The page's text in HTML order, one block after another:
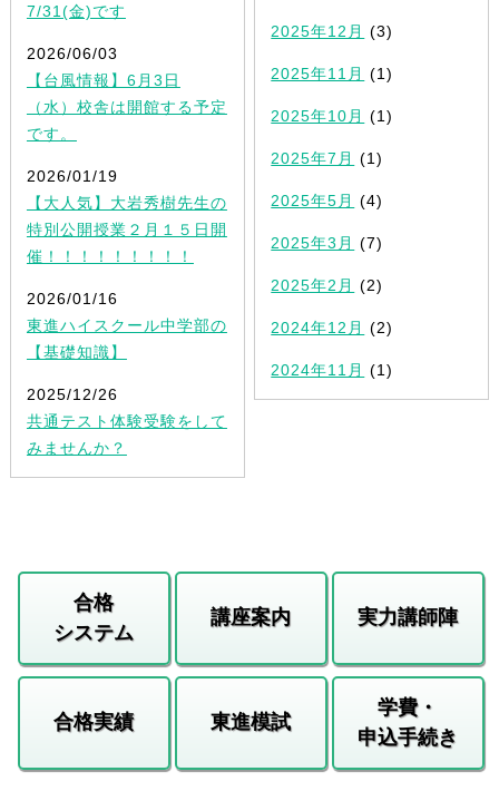
7/31(金)です
2026/06/03
【台風情報】6月3日
（水）校舎は開館する予定
です。
2026/01/19
【大人気】大岩秀樹先生の
特別公開授業２月１５日開
催！！！！！！！！！
2026/01/16
東進ハイスクール中学部の
【基礎知識】
2025/12/26
共通テスト体験受験をして
みませんか？
2025年12月 (3)
2025年11月 (1)
2025年10月 (1)
2025年7月 (1)
2025年5月 (4)
2025年3月 (7)
2025年2月 (2)
2024年12月 (2)
2024年11月 (1)
合格
システム
講座案内 実力講師陣
合格実績 東進模試
学費・
申込手続き